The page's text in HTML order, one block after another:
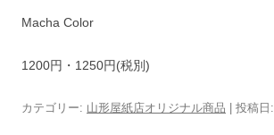
Macha Color
1200円・1250円(税別)
カテゴリー: 山形屋紙店オリジナル商品 | 投稿日: